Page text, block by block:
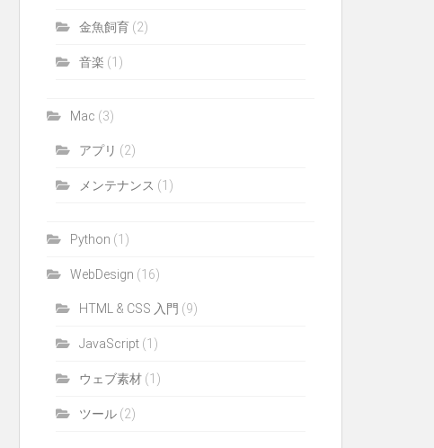
金魚飼育 (2)
音楽 (1)
Mac (3)
アプリ (2)
メンテナンス (1)
Python (1)
WebDesign (16)
HTML & CSS 入門 (9)
JavaScript (1)
ウェブ素材 (1)
ツール (2)